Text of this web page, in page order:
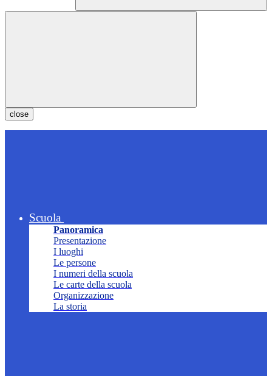
close
Scuola
Panoramica
Presentazione
I luoghi
Le persone
I numeri della scuola
Le carte della scuola
Organizzazione
La storia